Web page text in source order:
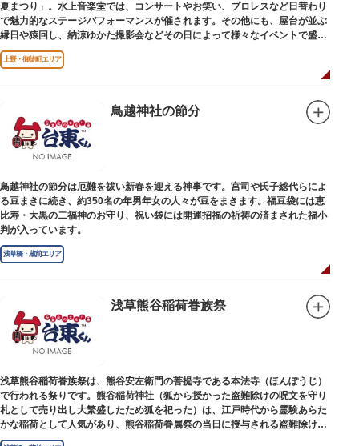
夏まつり」。水上音楽堂では、コンサートやお笑い、プロレスなど日替わり
で魅力的なステージパフォーマンスが催されます。その他にも、屋台が並ぶ
縁日や猿回し、納涼ゆかた撮影会などその日によって様々なイベントで盛り
上がります。骨董市では、掘り出し物をみつけようと多くの人々でにぎわい
ます。
上野の夏の風物詩でもある不忍池の蓮がちょうど見頃を迎えますので、こち
トを楽しみ、夜までやっている縁日まで過ごせば1日たっぷり満喫できま
す。
※各イベント内容や日程等は公式サイトでご確認の上、お出掛けください。
上野・御徒町エリア
鳥越神社の節分
鳥越神社の節分は厄難を祓い新春を迎える神事です。宮司や氏子総代らによ
る豆まきに続き、約350名の年男年女の人々が豆をまきます。福豆袋には恵
比寿・大黒の二福神のお守り、祝い袋には開運招福の祈祷の済まされた福小
判が入っています。
浅草橋・蔵前エリア
浅草熊谷稲荷眷族祭
浅草熊谷稲荷眷族祭は、熊谷安左衛門の菩提寺である本法寺（ほんぽうじ）
で行われる祭りです。熊谷稲荷神社（狐から授かった盗難除けの呪文を守り
札として売り出し大繁盛したため狐を祀った）は、江戸時代から霊験あらた
かな稲荷として人気があり、熊谷稲荷眷属祭の当日に授与される盗難除けの
守り札を求めて多くの信者が集まります。